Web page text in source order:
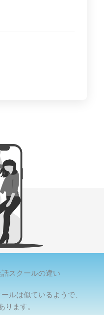
スクールの違い
ルは似ているようで、
ります。